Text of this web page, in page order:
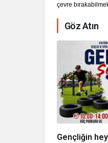
çevre
Göz Atın
Gençliğin